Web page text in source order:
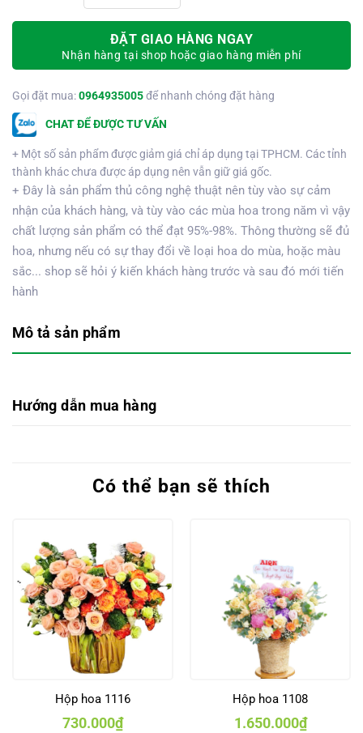
ĐẶT GIAO HÀNG NGAY
Nhận hàng tại shop hoặc giao hàng miễn phí
Gọi đặt mua:0964935005để nhanh chóng đặt hàng
CHAT ĐỂ ĐƯỢC TƯ VẤN
+ Một số sản phẩm được giảm giá chỉ áp dụng tại TPHCM. Các tỉnh
thành khác chưa được áp dụng nên vẫn giữ giá gốc.
+ Đây là sản phẩm thủ công nghệ thuật nên tùy vào sự cảm
nhận của khách hàng, và tùy vào các mùa hoa trong năm vì vậy
chất lượng sản phẩm có thể đạt 95%-98%. Thông thường sẽ đủ
hoa, nhưng nếu có sự thay đổi về loại hoa do mùa, hoặc màu
sắc... shop sẽ hỏi ý kiến khách hàng trước và sau đó mới tiến
hành
Mô tả sản phẩm
Hướng dẫn mua hàng
Có thể bạn sẽ thích
Hộp hoa 1116
730.000₫
Hộp hoa 1108
1.650.000₫